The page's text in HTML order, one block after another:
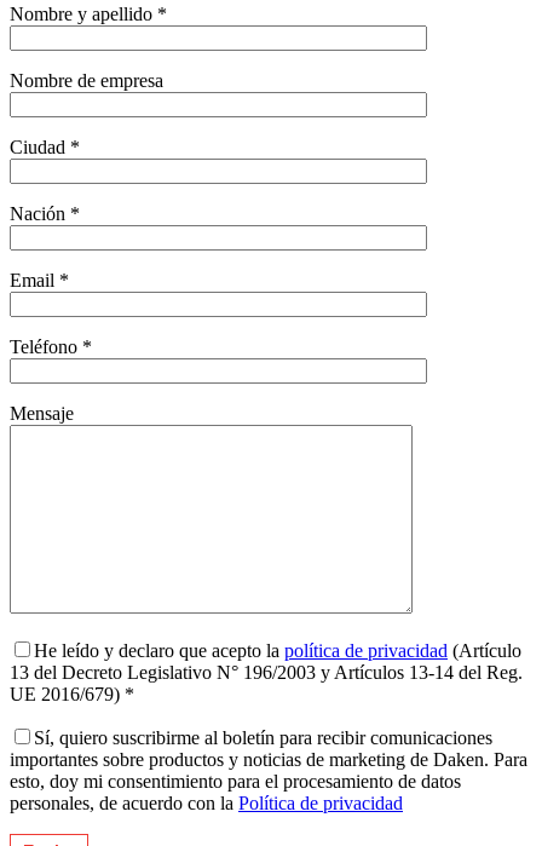
Nombre y apellido *
Nombre de empresa
Ciudad *
Nación *
Email *
Teléfono *
Mensaje
He leído y declaro que acepto la política de privacidad (Artículo
13 del Decreto Legislativo N° 196/2003 y Artículos 13-14 del Reg.
UE 2016/679) *
Sí, quiero suscribirme al boletín para recibir comunicaciones
importantes sobre productos y noticias de marketing de Daken. Para
esto, doy mi consentimiento para el procesamiento de datos
personales, de acuerdo con la Política de privacidad